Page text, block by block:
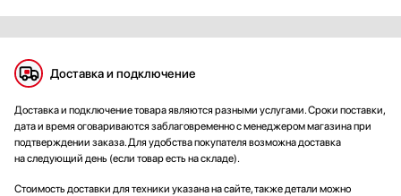
Доставка и подключение
Доставка и подключение товара являются разными услугами. Сроки поставки,
дата и время оговариваются заблаговременно с менеджером магазина при
подтверждении заказа. Для удобства покупателя возможна доставка
на следующий день (если товар есть на складе).
Стоимость доставки для техники указана на сайте, также детали можно